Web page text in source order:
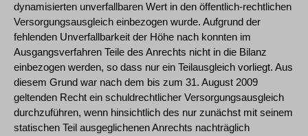
dynamisierten unverfallbaren Wert in den öffentlich-rechtlichen
Versorgungsausgleich einbezogen wurde. Aufgrund der
fehlenden Unverfallbarkeit der Höhe nach konnten im
Ausgangsverfahren Teile des Anrechts nicht in die Bilanz
einbezogen werden, so dass nur ein Teilausgleich vorliegt. Aus
diesem Grund war nach dem bis zum 31. August 2009
geltenden Recht ein schuldrechtlicher Versorgungsausgleich
durchzuführen, wenn hinsichtlich des nur zunächst mit seinem
statischen Teil ausgeglichenen Anrechts nachträglich